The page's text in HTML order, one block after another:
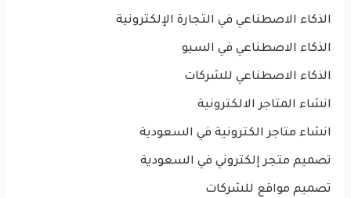
الذكاء الاصطناعي في التجارة الإلكترونية
الذكاء الاصطناعي في السيو
الذكاء الاصطناعي للشركات
انشاء المتاجر الالكترونية
انشاء متاجر الكترونية في السعودية
تصميم متجر إلكتروني في السعودية
تصميم مواقع للشركات